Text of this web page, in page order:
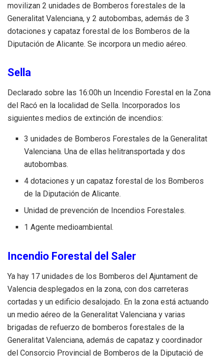
movilizan 2 unidades de Bomberos forestales de la
Generalitat Valenciana, y 2 autobombas, además de 3
dotaciones y capataz forestal de los Bomberos de la
Diputación de Alicante. Se incorpora un medio aéreo.
Sella
Declarado sobre las 16:00h un Incendio Forestal en la Zona
del Racó en la localidad de Sella. Incorporados los
siguientes medios de extinción de incendios:
3 unidades de Bomberos Forestales de la Generalitat
Valenciana. Una de ellas helitransportada y dos
autobombas.
4 dotaciones y un capataz forestal de los Bomberos
de la Diputación de Alicante.
Unidad de prevención de Incendios Forestales.
1 Agente medioambiental.
Incendio Forestal del Saler
Ya hay 17 unidades de los Bomberos del Ajuntament de
Valencia desplegados en la zona, con dos carreteras
cortadas y un edificio desalojado. En la zona está actuando
un medio aéreo de la Generalitat Valenciana y varias
brigadas de refuerzo de bomberos forestales de la
Generalitat Valenciana, además de capataz y coordinador
del Consorcio Provincial de Bomberos de la Diputació de